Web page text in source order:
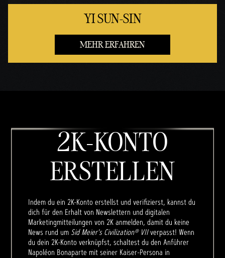
YI SUN-SIN
MEHR ERFAHREN
2K-KONTO
ERSTELLEN
Indem du ein 2K-Konto erstellst und verifizierst, kannst du
dich für den Erhalt von Newslettern und digitalen
Marketingmitteilungen von 2K anmelden, damit du keine
News rund um Sid Meier's Civilization® VIIverpasst! Wenn
du dein 2K-Konto verknüpfst, schaltest du den Anführer
Napoléon Bonaparte mit seiner Kaiser-Persona in